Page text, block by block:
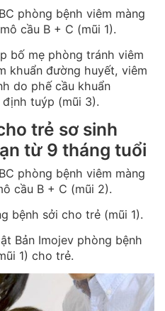
phòng bệnh viêm màng
cầu B + C (mũi 1).
bố mẹ phòng tránh viêm
khuẩn đường huyết, viêm
do phế cầu khuẩn
định tuýp (mũi 3).
trẻ sơ sinh
từ 9 tháng tuổi
phòng bệnh viêm màng
cầu B + C (mũi 2).
bệnh sởi cho trẻ (mũi 1).
Bản Imojev phòng bệnh
1) cho trẻ.